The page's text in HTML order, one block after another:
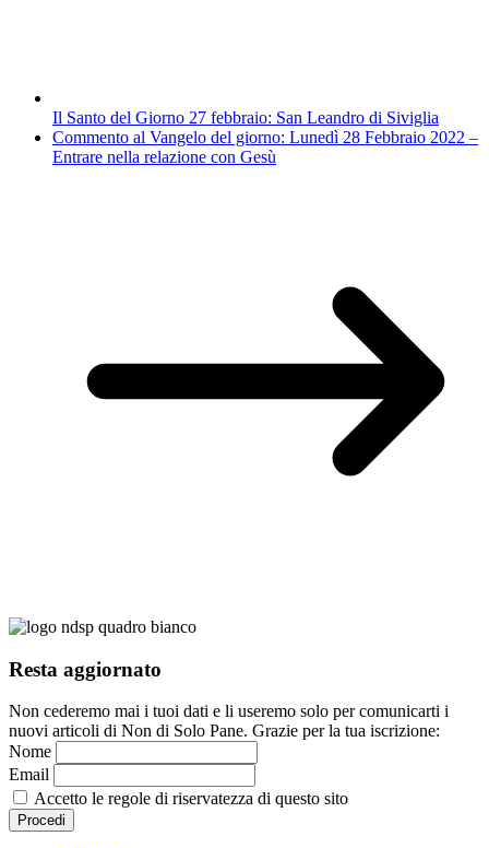
Il Santo del Giorno 27 febbraio: San Leandro di Siviglia
Commento al Vangelo del giorno: Lunedì 28 Febbraio 2022 –
Entrare nella relazione con Gesù
Resta aggiornato
Non cederemo mai i tuoi dati e li useremo solo per comunicarti i
nuovi articoli di Non di Solo Pane. Grazie per la tua iscrizione:
Nome
Email
Accetto le regole di riservatezza di questo sito